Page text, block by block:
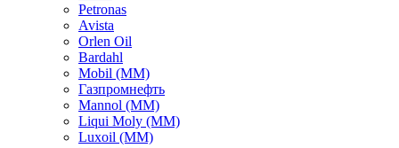
Petronas
Avista
Orlen Oil
Bardahl
Mobil (ММ)
Газпромнефть
Mannol (ММ)
Liqui Moly (ММ)
Luxoil (ММ)